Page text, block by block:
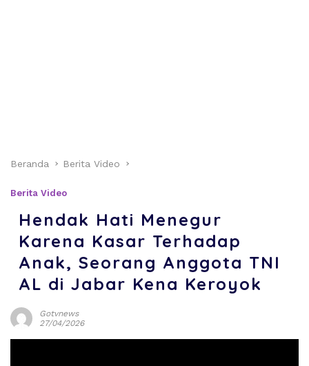
Beranda Berita Video
Berita Video
Hendak Hati Menegur
Karena Kasar Terhadap
Anak, Seorang Anggota TNI
AL di Jabar Kena Keroyok
Gotvnews
27/04/2026